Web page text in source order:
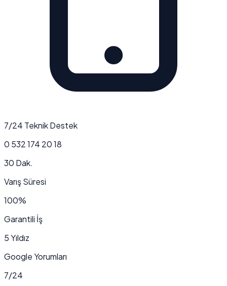
7/24 Teknik Destek
0 532 174 20 18
30 Dak.
Varış Süresi
100%
Garantili İş
5 Yıldız
Google Yorumları
7/24